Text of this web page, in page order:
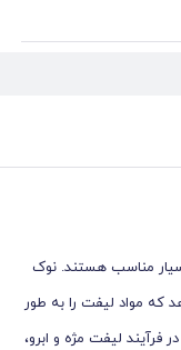
مناسب هستند. نوک
که مواد لیفت را به‌ طور
لیفت مژه و ابرو،